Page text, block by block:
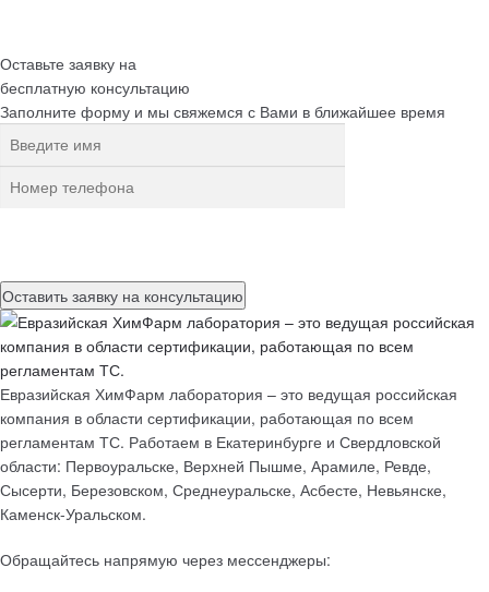
Оставьте заявку на
бесплатную консультацию
Заполните форму и мы свяжемся с Вами в ближайшее время
Евразийская ХимФарм лаборатория – это ведущая российская
компания в области сертификации, работающая по всем
регламентам ТС. Работаем в Екатеринбурге и Свердловской
области: Первоуральске, Верхней Пышме, Арамиле, Ревде,
Сысерти, Березовском, Среднеуральске, Асбесте, Невьянске,
Каменск-Уральском.
Обращайтесь напрямую через мессенджеры: